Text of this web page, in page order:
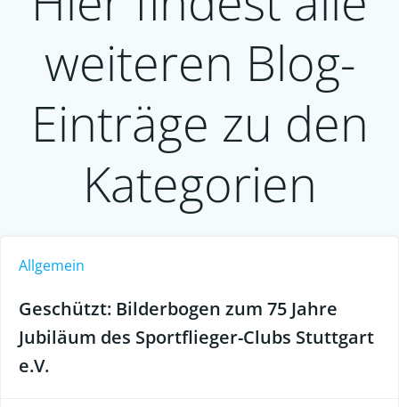
weiteren Blog-
Einträge zu den
Kategorien
Allgemein
Geschützt: Bilderbogen zum 75 Jahre
Jubiläum des Sportflieger-Clubs Stuttgart
e.V.